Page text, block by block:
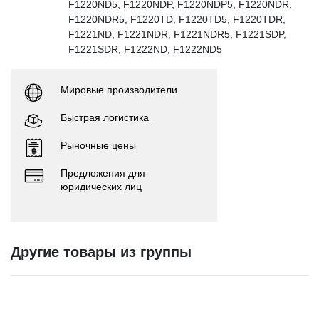
F1220ND5, F1220NDP, F1220NDP5, F1220NDR,
F1220NDR5, F1220TD, F1220TD5, F1220TDR,
F1221ND, F1221NDR, F1221NDR5, F1221SDP,
F1221SDR, F1222ND, F1222ND5
Мировые производители
Быстрая логистика
Рыночные цены
Предложения для
юридических лиц
Другие товары из группы